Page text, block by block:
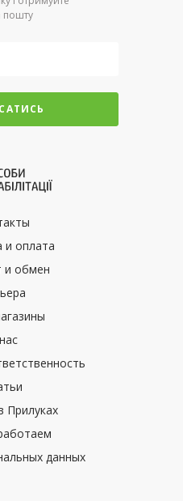
пошту
и оплата
и обмен
Прилуках
данных